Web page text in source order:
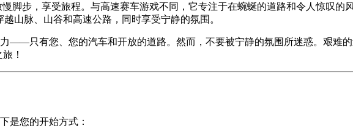
脚步，享受旅程。与高速赛车游戏不同，它专注于在蜿蜒的道路和令人惊叹的
山脉、山谷和高速公路，同时享受宁静的氛围。
——只有您、您的汽车和开放的道路。然而，不要被宁静的氛围所迷惑。艰难
！
是您的开始方式：